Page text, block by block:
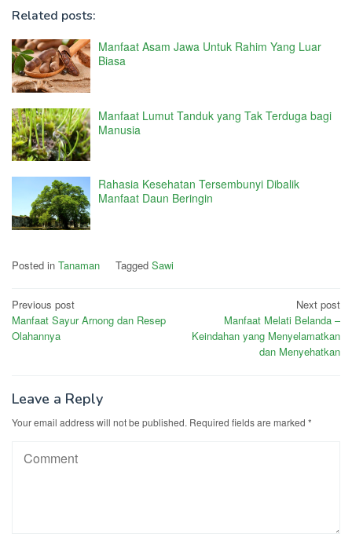
Related posts:
Manfaat Asam Jawa Untuk Rahim Yang Luar
Biasa
Manfaat Lumut Tanduk yang Tak Terduga bagi
Manusia
Rahasia Kesehatan Tersembunyi Dibalik
Manfaat Daun Beringin
Posted in Tanaman Tagged Sawi
Post
navigation
Previous post
Manfaat Sayur Arnong dan Resep
Olahannya
Next post
Manfaat Melati Belanda –
Keindahan yang Menyelamatkan
dan Menyehatkan
Leave a Reply
Your email address will not be published. Required fields are marked *